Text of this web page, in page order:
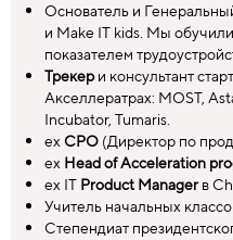
Основатель и
и Make IT kids. Мы
показателем
Трекери консультант
Акселлератрах: MOST,
Incubator, Tumaris.
ex CPO (Директор по
ex Head of Acceleration
ex IT Product Manager в
Учитель начальных
Степендиат